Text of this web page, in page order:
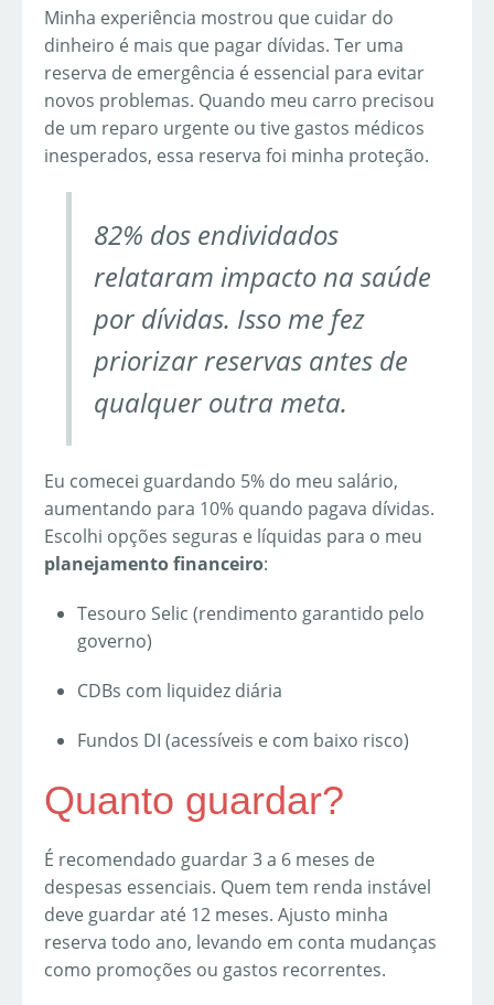
Minha experiência mostrou que cuidar do
dinheiro é mais que pagar dívidas. Ter uma
reserva de emergência é essencial para evitar
novos problemas. Quando meu carro precisou
de um reparo urgente ou tive gastos médicos
inesperados, essa reserva foi minha proteção.
82% dos endividados
relataram impacto na saúde
por dívidas. Isso me fez
priorizar reservas antes de
qualquer outra meta.
Eu comecei guardando 5% do meu salário,
aumentando para 10% quando pagava dívidas.
Escolhi opções seguras e líquidas para o meu
planejamento financeiro:
Tesouro Selic (rendimento garantido pelo
governo)
CDBs com liquidez diária
Fundos DI (acessíveis e com baixo risco)
Quanto guardar?
É recomendado guardar 3 a 6 meses de
despesas essenciais. Quem tem renda instável
deve guardar até 12 meses. Ajusto minha
reserva todo ano, levando em conta mudanças
como promoções ou gastos recorrentes.